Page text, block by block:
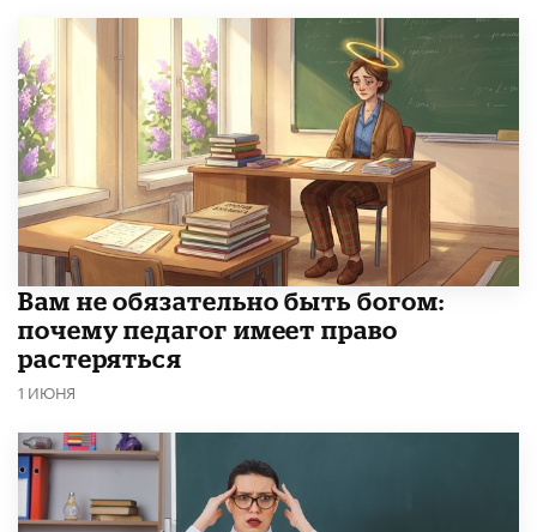
​Вам не обязательно быть богом:
почему педагог имеет право
растеряться
1 ИЮНЯ